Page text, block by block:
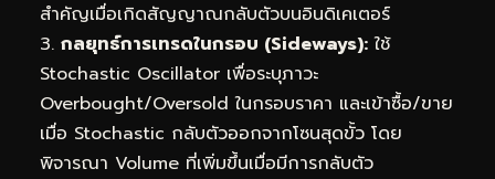
สำคัญเมื่อเกิดสัญญาณกลับตัวบนอินดิเคเตอร์
3. กลยุทธ์การเทรดในกรอบ (Sideways): ใช้
Stochastic Oscillator เพื่อระบุภาวะ
Overbought/Oversold ในกรอบราคา และเข้าซื้อ/ขาย
เมื่อ Stochastic กลับตัวออกจากโซนสุดขั้ว โดย
พิจารณา Volume ที่เพิ่มขึ้นเมื่อมีการกลับตัว